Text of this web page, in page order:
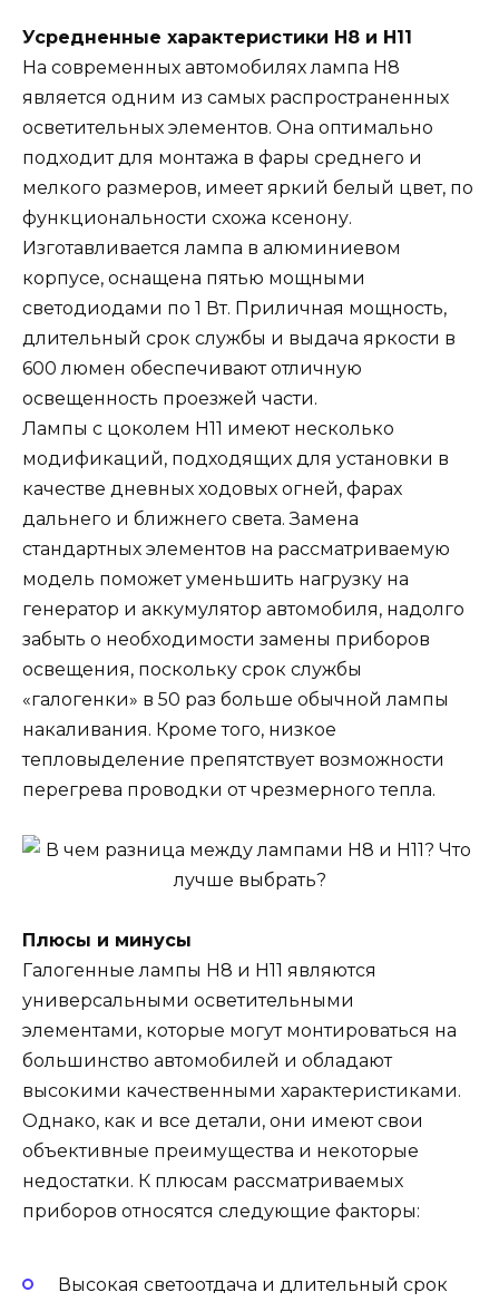
Усредненные характеристики Н8 и Н11
На современных автомобилях лампа Н8
является одним из самых распространенных
осветительных элементов. Она оптимально
подходит для монтажа в фары среднего и
мелкого размеров, имеет яркий белый цвет, по
функциональности схожа ксенону.
Изготавливается лампа в алюминиевом
корпусе, оснащена пятью мощными
светодиодами по 1 Вт. Приличная мощность,
длительный срок службы и выдача яркости в
600 люмен обеспечивают отличную
освещенность проезжей части.
Лампы с цоколем Н11 имеют несколько
модификаций, подходящих для установки в
качестве дневных ходовых огней, фарах
дальнего и ближнего света. Замена
стандартных элементов на рассматриваемую
модель поможет уменьшить нагрузку на
генератор и аккумулятор автомобиля, надолго
забыть о необходимости замены приборов
освещения, поскольку срок службы
«галогенки» в 50 раз больше обычной лампы
накаливания. Кроме того, низкое
тепловыделение препятствует возможности
перегрева проводки от чрезмерного тепла.
Плюсы и минусы
Галогенные лампы Н8 и Н11 являются
универсальными осветительными
элементами, которые могут монтироваться на
большинство автомобилей и обладают
высокими качественными характеристиками.
Однако, как и все детали, они имеют свои
объективные преимущества и некоторые
недостатки. К плюсам рассматриваемых
приборов относятся следующие факторы:
Высокая светоотдача и длительный срок